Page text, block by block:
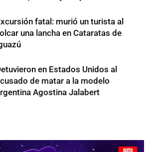
fatal: murió un turista al
una lancha en Cataratas de
en Estados Unidos al
de matar a la modelo
Agostina Jalabert